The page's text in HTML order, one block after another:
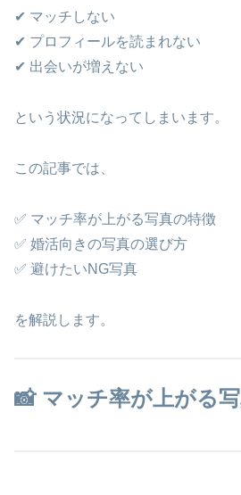
✔ マッチしない
✔ プロフィールを読まれない
✔ 出会いが増えない
という状況になってしまいます。
この記事では、
✅ マッチ率が上がる写真の特徴
✅ 婚活向きの写真の選び方
✅ 避けたいNG写真
を解説します。
📸 マッチ率が上がる